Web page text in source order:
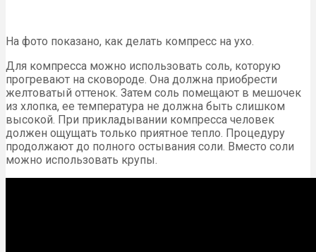
На фото показано, как делать компресс на ухо.
Для компресса можно использовать соль, которую
прогревают на сковороде. Она должна приобрести
желтоватый оттенок. Затем соль помещают в мешочек
из хлопка, ее температура не должна быть слишком
высокой. При прикладывании компресса человек
должен ощущать только приятное тепло. Процедуру
продолжают до полного остывания соли. Вместо соли
можно использовать крупы.